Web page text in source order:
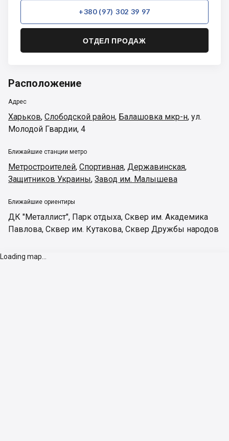
+380 (97) 302 39 97
ОТДЕЛ ПРОДАЖ
Расположение
Адрес
Харьков, Слободской район, Балашовка мкр-н, ул.
Молодой Гвардии, 4
Ближайшие станции метро
Метростроителей, Спортивная, Державинская,
Защитников Украины, Завод им. Малышева
Ближайшие ориентиры
ДК "Металлист", Парк отдыха, Сквер им. Академика
Павлова, Сквер им. Кутакова, Сквер Дружбы народов
Loading map...